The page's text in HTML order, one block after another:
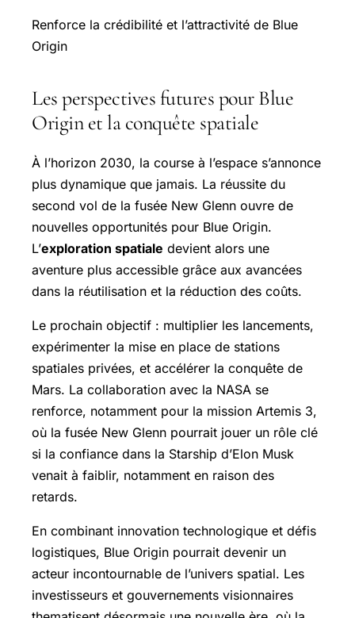
Renforce la crédibilité et l’attractivité de Blue
Origin
Les perspectives futures pour Blue
Origin et la conquête spatiale
À l’horizon 2030, la course à l’espace s’annonce
plus dynamique que jamais. La réussite du
second vol de la fusée New Glenn ouvre de
nouvelles opportunités pour Blue Origin.
L’exploration spatiale devient alors une
aventure plus accessible grâce aux avancées
dans la réutilisation et la réduction des coûts.
Le prochain objectif : multiplier les lancements,
expérimenter la mise en place de stations
spatiales privées, et accélérer la conquête de
Mars. La collaboration avec la NASA se
renforce, notamment pour la mission Artemis 3,
où la fusée New Glenn pourrait jouer un rôle clé
si la confiance dans la Starship d’Elon Musk
venait à faiblir, notamment en raison des
retards.
En combinant innovation technologique et défis
logistiques, Blue Origin pourrait devenir un
acteur incontournable de l’univers spatial. Les
investisseurs et gouvernements visionnaires